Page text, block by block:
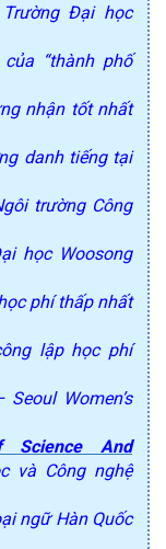
Đại học
“thành phố
nhận tốt nhất
danh tiếng tại
trường Công
học Woosong
phí thấp nhất
lập học phí
Women’s
Science And
và Công nghệ
ngữ Hàn Quốc